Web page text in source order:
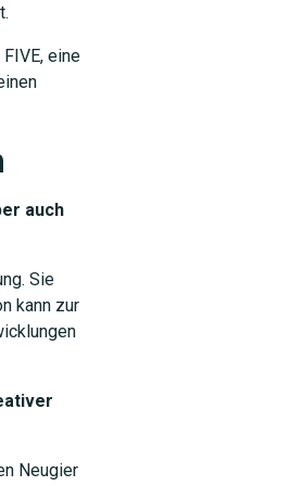
eine
auch
Sie
kann zur
Neugier